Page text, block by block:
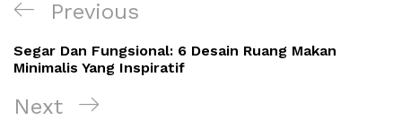
Navigasi
pos
Previous
Post
Previous
Segar Dan Fungsional: 6 Desain Ruang Makan
Minimalis Yang Inspiratif
Next
Next